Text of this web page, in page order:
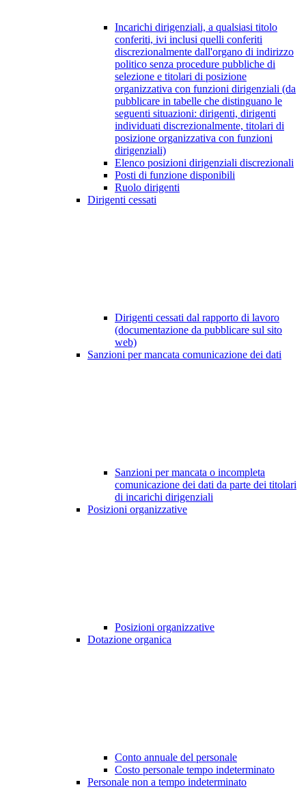
Incarichi dirigenziali, a qualsiasi titolo
conferiti, ivi inclusi quelli conferiti
discrezionalmente dall'organo di indirizzo
politico senza procedure pubbliche di
selezione e titolari di posizione
organizzativa con funzioni dirigenziali (da
pubblicare in tabelle che distinguano le
seguenti situazioni: dirigenti, dirigenti
individuati discrezionalmente, titolari di
posizione organizzativa con funzioni
dirigenziali)
Elenco posizioni dirigenziali discrezionali
Posti di funzione disponibili
Ruolo dirigenti
Dirigenti cessati
Dirigenti cessati dal rapporto di lavoro
(documentazione da pubblicare sul sito
web)
Sanzioni per mancata comunicazione dei dati
Sanzioni per mancata o incompleta
comunicazione dei dati da parte dei titolari
di incarichi dirigenziali
Posizioni organizzative
Posizioni organizzative
Dotazione organica
Conto annuale del personale
Costo personale tempo indeterminato
Personale non a tempo indeterminato